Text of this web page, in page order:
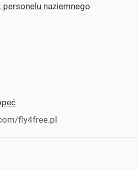
naziemnego
fly4free.pl